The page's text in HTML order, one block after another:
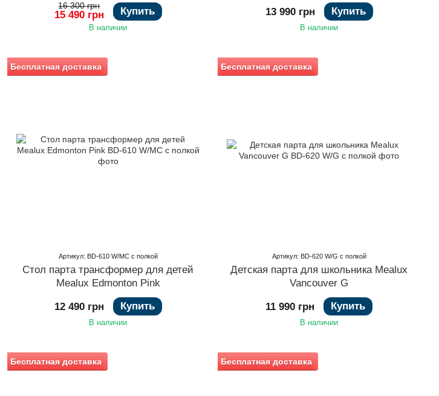
16 300 грн
15 490 грн Купить
В наличии
13 990 грн Купить
В наличии
Бесплатная доставка
Артикул: BD-610 W/МС с полкой
Стол парта трансформер для детей
Mealux Edmonton Pink
12 490 грн Купить
В наличии
Бесплатная доставка
Артикул: BD-620 W/G с полкой
Детская парта для школьника Mealux
Vancouver G
11 990 грн Купить
В наличии
Бесплатная доставка Бесплатная доставка